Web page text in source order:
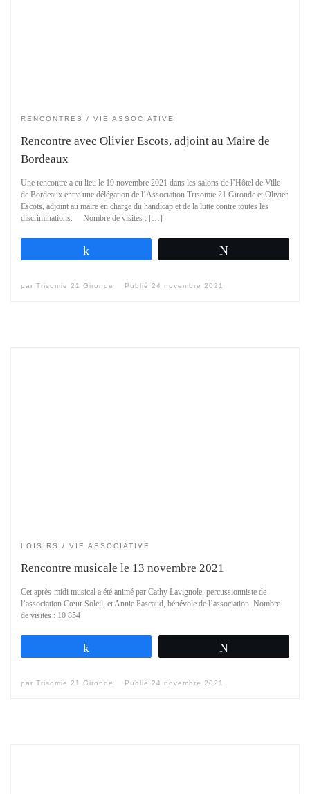
RENCONTRES VIE ASSOCIATIVE
Rencontre avec Olivier Escots, adjoint au Maire de
Bordeaux
Une rencontre a eu lieu le 19 novembre 2021 dans les salons de l’Hôtel de Ville
de Bordeaux entre une délégation de l’Association Trisomie 21 Gironde et Olivier
Escots, adjoint au maire en charge du handicap et de la lutte contre toutes les
discriminations. Nombre de visites : […]
par Trisomie 21 Gironde Publié 24 novembre 2021
LOISIRS VIE ASSOCIATIVE
Rencontre musicale le 13 novembre 2021
Cet après-midi musical a été animé par Cathy Lavignole, percussionniste de
l’association Cœur Soleil, et Annie Pascaud, bénévole de l’association. Nombre
de visites : 10 854
par Trisomie 21 Gironde Publié 24 novembre 2021